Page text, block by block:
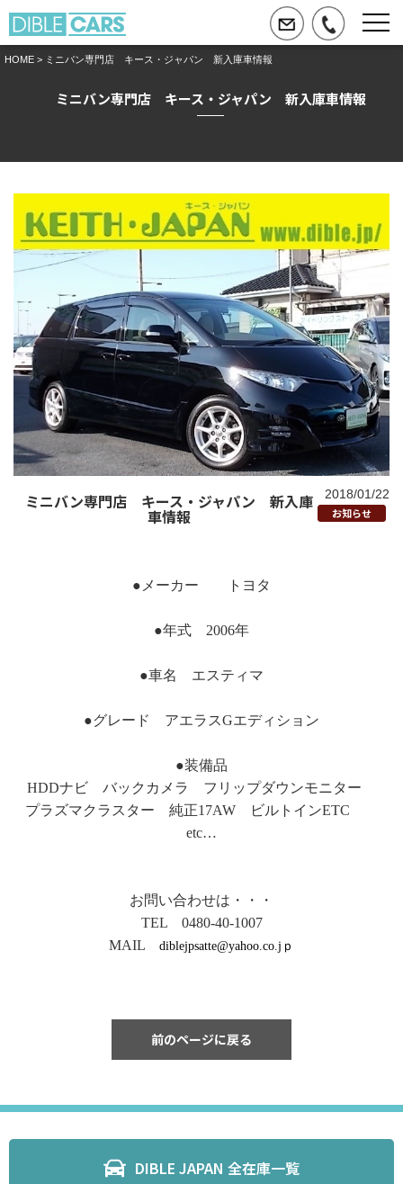
HOME > ミニバン専門店 キース・ジャパン 新入庫車情報
ミニバン専門店 キース・ジャパン 新入庫車情報
ミニバン専門店 キース・ジャパン 新入庫
車情報
2018/01/22
お知らせ
●メーカー トヨタ
●年式 2006年
●車名 エスティマ
●グレード アエラスGエディション
●装備品
HDDナビ バックカメラ フリップダウンモニター
プラズマクラスター 純正17AW ビルトインETC
etc…
お問い合わせは・・・
TEL 0480-40-1007
MAIL diblejpsatte@yahoo.co.jｐ
前のページに戻る
DIBLE JAPAN 全在庫一覧